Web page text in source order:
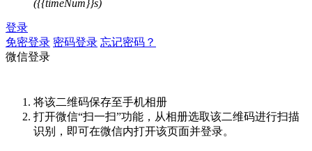
({{timeNum}}s)
登录
免密登录 密码登录 忘记密码？
微信登录
将该二维码保存至手机相册
打开微信“扫一扫”功能，从相册选取该二维码进行扫描
识别，即可在微信内打开该页面并登录。